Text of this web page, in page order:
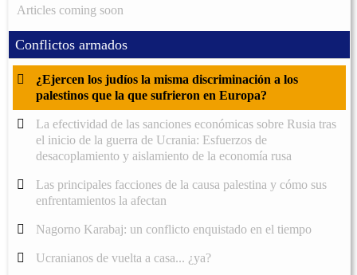
Articles coming soon
Conflictos armados
¿Ejercen los judíos la misma discriminación a los
palestinos que la que sufrieron en Europa?
La efectividad de las sanciones económicas sobre Rusia tras
el inicio de la guerra de Ucrania: Esfuerzos de
desacoplamiento y aislamiento de la economía rusa
Las principales facciones de la causa palestina y cómo sus
enfrentamientos la afectan
Nagorno Karabaj: un conflicto enquistado en el tiempo
Ucranianos de vuelta a casa... ¿ya?